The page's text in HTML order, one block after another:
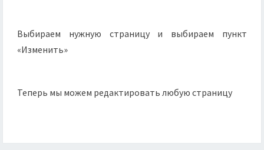
Выбираем нужную страницу и выбираем пункт
«Изменить»
Теперь мы можем редактировать любую страницу